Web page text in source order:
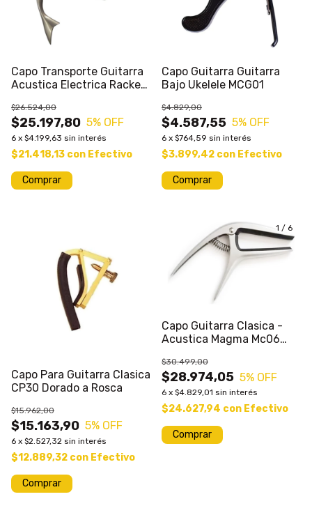
Capo Transporte Guitarra
Acustica Electrica Racker
$25.197,80
$26.524,00
5% OFF
6 x $4.199,63 sin interés
$21.418,13 con Efectivo
Capo Guitarra Guitarra
Bajo Ukelele MCG01
$4.587,55
$4.829,00
5% OFF
6 x $764,59 sin interés
$3.899,42 con Efectivo
Comprar
Capo Para Guitarra Clasica
CP30 Dorado a Rosca
$15.163,90
$15.962,00
5% OFF
6 x $2.527,32 sin interés
$12.889,32 con Efectivo
1 / 6
Capo Guitarra Clasica -
Acustica Magma Mc06
$28.974,05
$30.499,00
5% OFF
6 x $4.829,01 sin interés
$24.627,94 con Efectivo